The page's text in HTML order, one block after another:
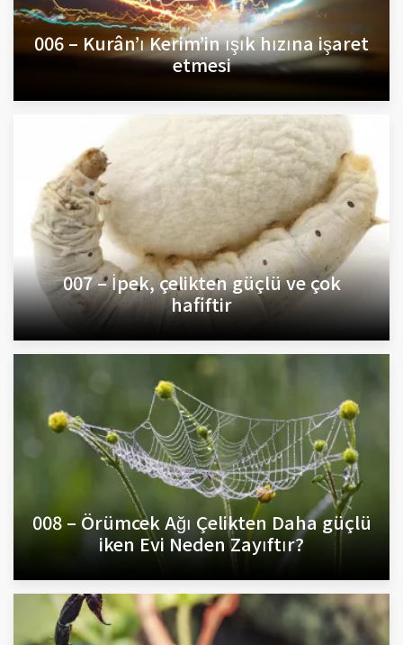
006 – Kurân’ı Kerim’in ışık hızına işaret
etmesi
007 – İpek, çelikten güçlü ve çok
hafiftir
008 – Örümcek Ağı Çelikten Daha güçlü
iken Evi Neden Zayıftır?